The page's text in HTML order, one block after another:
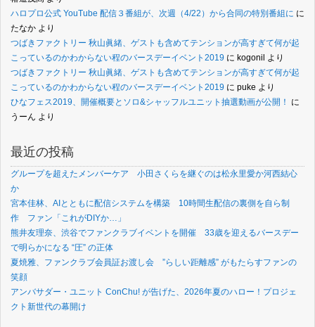
ハロプロ公式 YouTube 配信３番組が、次週（4/22）から合同の特別番組に に
たなか より
つばきファクトリー 秋山眞緒、ゲストも含めてテンションが高すぎて何が起
こっているのかわからない程のバースデーイベント2019 に kogonil より
つばきファクトリー 秋山眞緒、ゲストも含めてテンションが高すぎて何が起
こっているのかわからない程のバースデーイベント2019 に puke より
ひなフェス2019、開催概要とソロ&シャッフルユニット抽選動画が公開！
に
うーん より
最近の投稿
グループを超えたメンバーケア 小田さくらを継ぐのは松永里愛か河西結心
か
宮本佳林、AIとともに配信システムを構築 10時間生配信の裏側を自ら制
作 ファン「これがDIYか…」
熊井友理奈、渋谷でファンクラブイベントを開催 33歳を迎えるバースデー
で明らかになる “圧” の正体
夏焼雅、ファンクラブ会員証お渡し会 ”らしい距離感” がもたらすファンの
笑顔
アンバサダー・ユニット ConChu! が告げた、2026年夏のハロー！プロジェ
クト新世代の幕開け